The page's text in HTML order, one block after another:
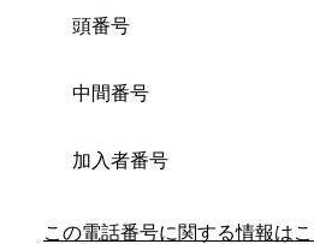
頭番号
中間番号
加入者番号
この電話番号に関する情報は